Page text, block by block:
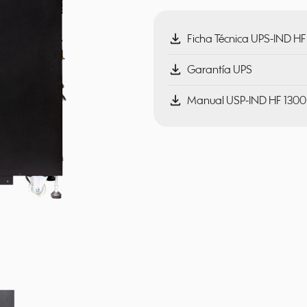
download Ficha Técnica UPS-IND
download Garantía UPS
download Manual USP-IND HF 1300